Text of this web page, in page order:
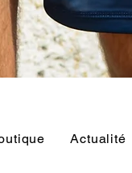
Actualité